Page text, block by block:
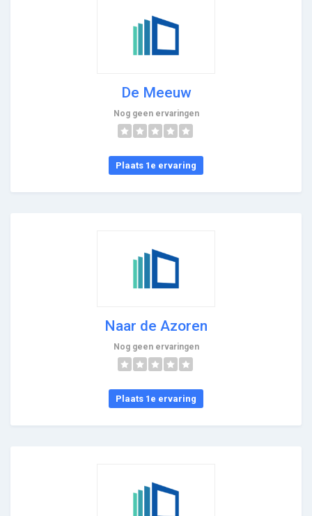
De Meeuw
Nog geen ervaringen
Plaats 1e ervaring
Naar de Azoren
Nog geen ervaringen
Plaats 1e ervaring